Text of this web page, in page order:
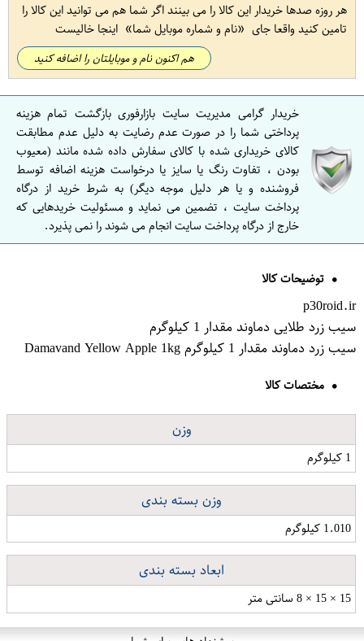
هر روزه صدها خریدار این کالا را می بینند اگر شما هم می توانید این کالا را
تامین کنید واقعا جای
نام و شماره موبایل شما اینجا خالیست
هم اکنون نام و موبایلتان را اضافه کنید
خریدار گرامی مدیریت سایت بازارفوری بازگشت تمام هزینه
پرداختی شما را در صورت عدم رضایت به دلیل عدم مطابقت
کالای خریداری شده با کالای سفارش داده شده مانند (معیوب
بودن ، تفاوت رنگ یا سایز یا درخواست هزینه اضافه توسط
فروشنده و یا هر دلیل موجه دیگر) به شرط خرید از درگاه
پرداخت سایت ، تضمین می نماید و مسئولیت خریدهایی که
خارج از درگاه پرداخت سایت انجام می شوند را نمی پذیرد.
توضیحات کالا
p30roid.ir
سیب زرد طلایی دماوند مقدار 1 کیلوگرم
سیب زرد دماوند مقدار 1 کیلوگرم Damavand Yellow Apple 1kg
مختصات کالا
وزن
1 کیلوگرم
وزن بسته بندی
1.010 کیلوگرم
ابعاد بسته بندی
15 × 15 × 8 سانتی متر